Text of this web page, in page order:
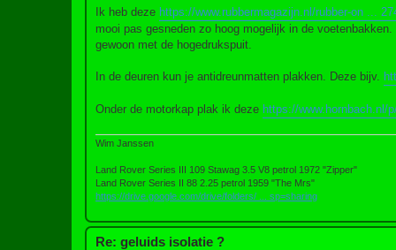
c
h
t
Ik heb deze https://www.rubbermagazijn.nl/rubber-on ...
mooi pas gesneden zo hoog mogelijk in de
gewoon met de hogedrukspuit.
In de deuren kun je antidreunmatten plakken. Deze bijv.
Onder de motorkap plak ik deze https://www.hornbach.nl/
Wim Janssen
Land Rover Series III 109 Stawag 3.5 V8 petrol 1972 "Zipper"
Land Rover Series II 88 2.25 petrol 1959 "The Mrs"
https://drive.google.com/drive/folders/ ... sp=sharing
Re: geluids isolatie ?